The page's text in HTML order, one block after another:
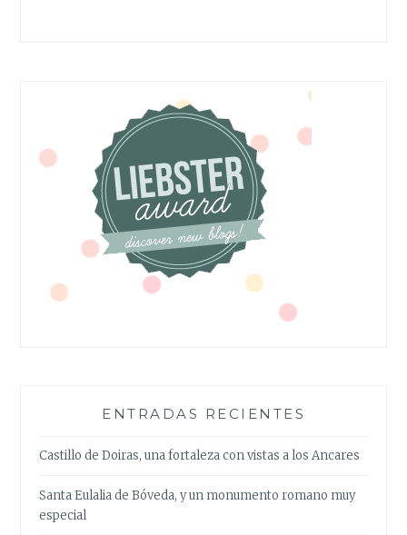
ENTRADAS RECIENTES
Castillo de Doiras, una fortaleza con vistas a los Ancares
Santa Eulalia de Bóveda, y un monumento romano muy
especial